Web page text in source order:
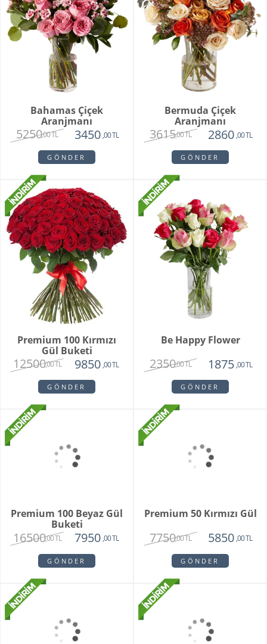
Bahamas Çiçek
Aranjmanı
5250,00 TL 3450 ,00 TL
GÖNDER
Bermuda Çiçek
Aranjmanı
3615,00 TL 2860 ,00 TL
GÖNDER
Premium 100 Kırmızı
Gül Buketi
12500,00 TL 9850 ,00 TL
GÖNDER
Be Happy Flower
2350,00 TL 1875 ,00 TL
GÖNDER
Premium 100 Beyaz Gül
Buketi
16500,00 TL 7950 ,00 TL
GÖNDER
Premium 50 Kırmızı Gül
7750,00 TL 5850 ,00 TL
GÖNDER